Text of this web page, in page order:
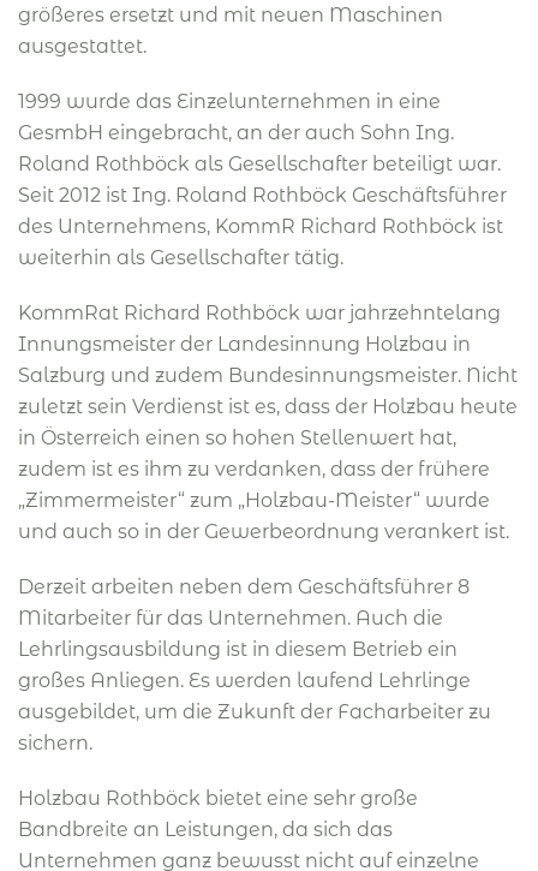
größeres ersetzt und mit neuen Maschinen
ausgestattet.
1999 wurde das Einzelunternehmen in eine
GesmbH eingebracht, an der auch Sohn Ing.
Roland Rothböck als Gesellschafter beteiligt war.
Seit 2012 ist Ing. Roland Rothböck Geschäftsführer
des Unternehmens, KommR Richard Rothböck ist
weiterhin als Gesellschafter tätig.
KommRat Richard Rothböck war jahrzehntelang
Innungsmeister der Landesinnung Holzbau in
Salzburg und zudem Bundesinnungsmeister. Nicht
zuletzt sein Verdienst ist es, dass der Holzbau heute
in Österreich einen so hohen Stellenwert hat,
zudem ist es ihm zu verdanken, dass der frühere
„Zimmermeister“ zum „Holzbau-Meister“ wurde
und auch so in der Gewerbeordnung verankert ist.
Derzeit arbeiten neben dem Geschäftsführer 8
Mitarbeiter für das Unternehmen. Auch die
Lehrlingsausbildung ist in diesem Betrieb ein
großes Anliegen. Es werden laufend Lehrlinge
ausgebildet, um die Zukunft der Facharbeiter zu
sichern.
Holzbau Rothböck bietet eine sehr große
Bandbreite an Leistungen, da sich das
Unternehmen ganz bewusst nicht auf einzelne